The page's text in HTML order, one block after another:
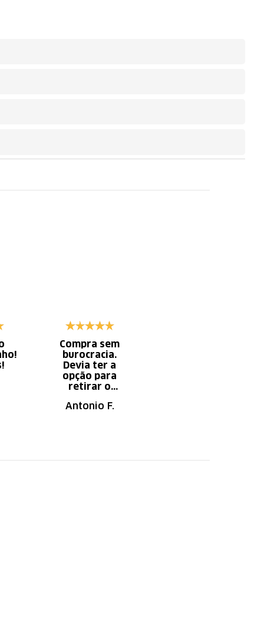
Compra sem
burocracia.
Devia ter a
opção para
retirar o
autorizada da
Antonio F.